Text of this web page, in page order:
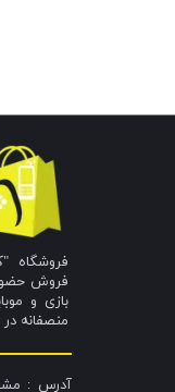
فروش
بازی و
منصفانه